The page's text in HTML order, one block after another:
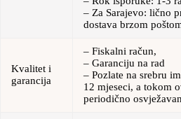
– Za Sarajevo: lično
dostava brzom
Kvalitet i
garancija
– Fiskalni račun,
– Garanciju na rad
– Pozlate na srebru
12 mjeseci, a tokom
periodično